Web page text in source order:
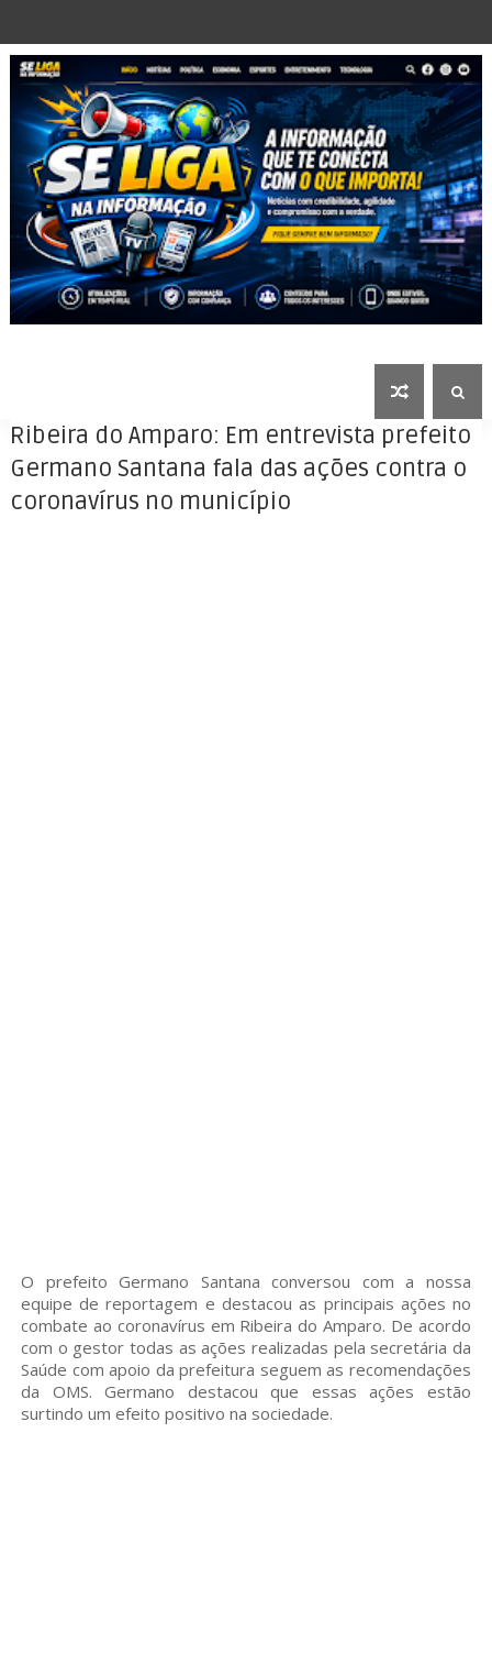
Ribeira do Amparo: Em entrevista prefeito
Germano Santana fala das ações contra o
coronavírus no município
O prefeito Germano Santana conversou com a nossa
equipe dereportagem e destacou as principais ações no
combate ao coronavírus em Ribeira do Amparo. De acordo
com o gestor todas as ações realizadas pela secretária da
Saúde com apoio da prefeitura seguem as recomendações
da OMS. Germano destacou que essas ações estão
surtindo um efeito positivo na sociedade.